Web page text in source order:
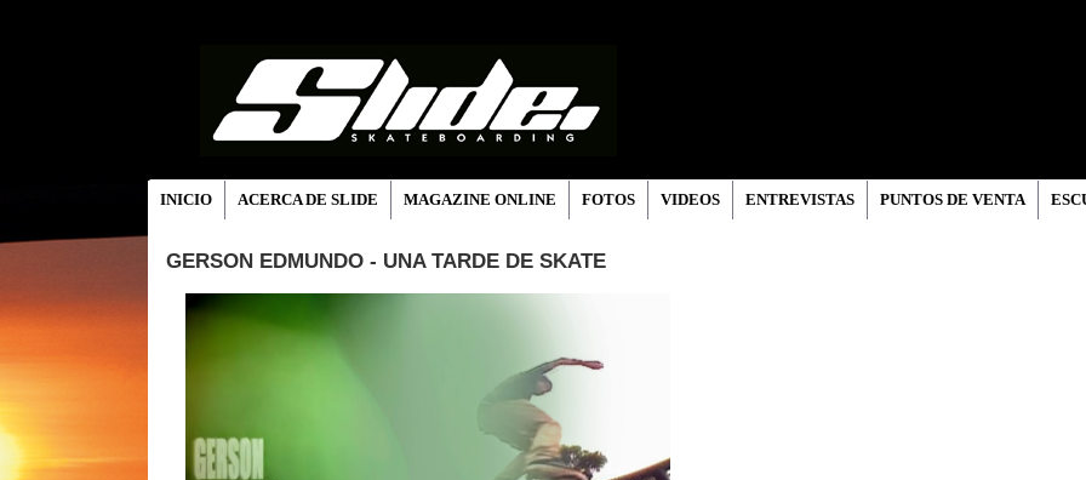
INICIO ACERCA DE SLIDE MAGAZINE ONLINE FOTOS VIDEOS ENTREVISTAS PUNTOS DE VENTA
GERSON EDMUNDO - UNA TARDE DE SKATE